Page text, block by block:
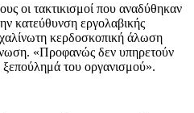
οι τακτικισμοί που αναδύθηκαν
κατεύθυνση εργολαβικής
κερδοσκοπική άλωση
«Προφανώς δεν υπηρετούν
του οργανισμού».